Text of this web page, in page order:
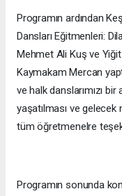
Programın ardından
Dansları Eğitmenleri:
Mehmet Ali Kuş ve
Kaymakam Mercan
ve halk danslarımızı
yaşatılması ve gelecek
tüm öğretmenelre
Programın sonunda